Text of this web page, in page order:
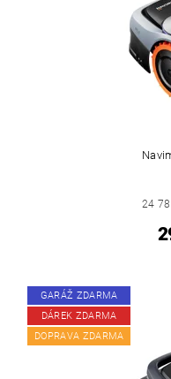
24
GARÁŽ ZDARMA
DÁREK ZDARMA
DOPRAVA ZDARMA